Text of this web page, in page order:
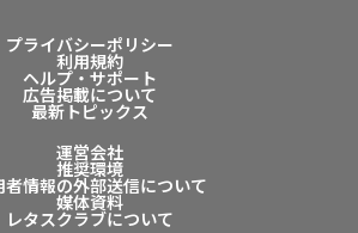
プライバシーポリシー
利用規約
ヘルプ・サポート
広告掲載について
最新トピックス
運営会社
推奨環境
者情報の外部送信について
媒体資料
レタスクラブについて